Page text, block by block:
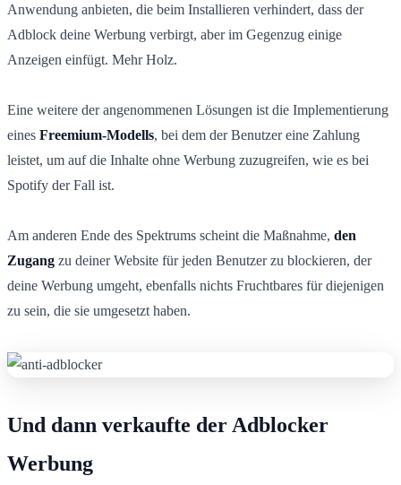
Anwendung anbieten, die beim Installieren verhindert, dass der
Adblock deine Werbung verbirgt, aber im Gegenzug einige
Anzeigen einfügt. Mehr Holz.
Eine weitere der angenommenen Lösungen ist die Implementierung
eines Freemium-Modells, bei dem der Benutzer eine Zahlung
leistet, um auf die Inhalte ohne Werbung zuzugreifen, wie es bei
Spotify der Fall ist.
Am anderen Ende des Spektrums scheint die Maßnahme, den
Zugang zu deiner Website für jeden Benutzer zu blockieren, der
deine Werbung umgeht, ebenfalls nichts Fruchtbares für diejenigen
zu sein, die sie umgesetzt haben.
Und dann verkaufte der Adblocker
Werbung